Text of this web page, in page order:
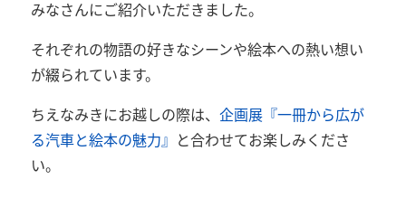
みなさんにご紹介いただきました。
それぞれの物語の好きなシーンや絵本への熱い想い
が綴られています。
ちえなみきにお越しの際は、 企画展『一冊から広が
る汽車と絵本の魅力』 と合わせてお楽しみくださ
い。